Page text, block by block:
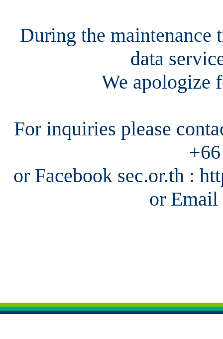
During the maintenance
data
We apologize
For inquiries please
or Facebook sec.or.th :
or Email